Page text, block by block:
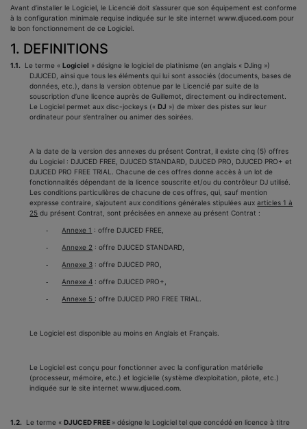
Avant d’installer le Logiciel, le Licencié doit s’assurer que son équipement est conforme
à la configuration minimale requise indiquée sur le site internet www.djuced.com pour
le bon fonctionnement de ce Logiciel.
1. DEFINITIONS
1.1. Le terme « Logiciel » désigne le logiciel de platinisme (en anglais « DJing »)
DJUCED, ainsi que tous les éléments qui lui sont associés (documents, bases de
données, etc.), dans la version obtenue par le Licencié par suite de la
souscription d’une licence auprès de Guillemot, directement ou indirectement.
Le Logiciel permet aux disc-jockeys («DJ ») de mixer des pistes sur leur
ordinateur pour s’entraîner ou animer des soirées.
A la date de la version des annexes du présent Contrat, il existe cinq (5) offres
du Logiciel : DJUCED FREE, DJUCED STANDARD, DJUCED PRO, DJUCED PRO+ et
DJUCED PRO FREE TRIAL. Chacune de ces offres donne accès à un lot de
fonctionnalités dépendant de la licence souscrite et/ou du contrôleur DJ utilisé.
Les conditions particulières de chacune de ces offres, qui, sauf mention
expresse contraire, s’ajoutent aux conditions générales stipulées auxarticles 1 à
25 du présent Contrat, sont précisées en annexe au présent Contrat :
- Annexe 1 : offre DJUCED FREE,
- Annexe 2 : offre DJUCED STANDARD,
- Annexe 3 : offre DJUCED PRO,
- Annexe 4 : offre DJUCED PRO+,
- Annexe 5 : offre DJUCED PRO FREE TRIAL.
Le Logiciel est disponible au moins en Anglais et Français.
Le Logiciel est conçu pour fonctionner avec la configuration matérielle
(processeur, mémoire, etc.) et logicielle (système d’exploitation, pilote, etc.)
indiquée sur le site internetwww.djuced.com.
1.2. Le terme « DJUCED FREE » désigne le Logiciel tel que concédé en licence à titre